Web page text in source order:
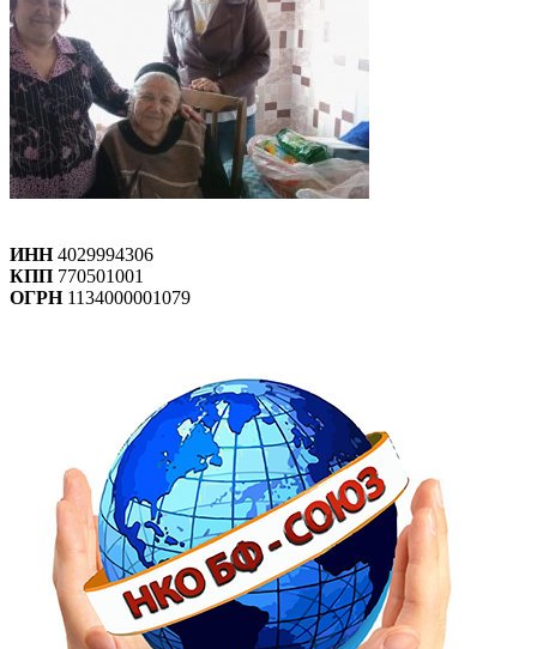
ИНН4029994306
КПП 770501001
ОГРН1134000001079